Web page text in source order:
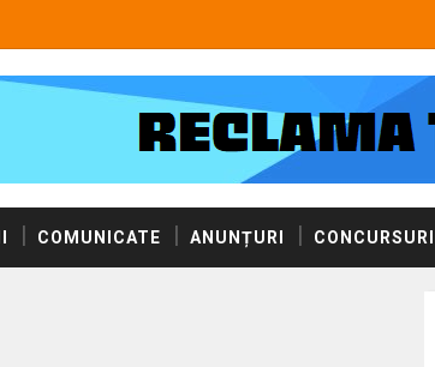
COMUNICATE ANUNȚURI CONCURSURI